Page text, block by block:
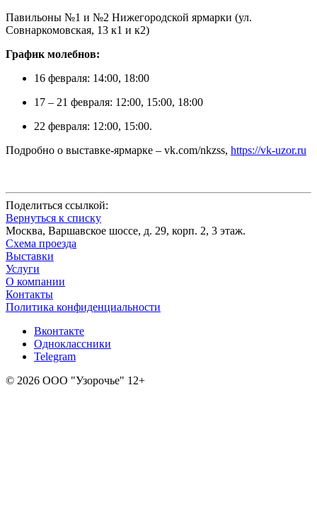
Павильоны №1 и №2 Нижегородской ярмарки (ул.
Совнаркомовская, 13 к1 и к2)
График молебнов:
16 февраля: 14:00, 18:00
17 – 21 февраля: 12:00, 15:00, 18:00
22 февраля: 12:00, 15:00.
Подробно о выставке-ярмарке – vk.com/nkzss, https://vk-uzor.ru
Поделиться ссылкой:
Вернуться к списку
Москва, Варшавское шоссе, д. 29, корп. 2, 3 этаж.
Схема проезда
Выставки
Услуги
О компании
Контакты
Политика конфиденциальности
Вконтакте
Одноклассники
Telegram
© 2026 ООО "Узорочье" 12+